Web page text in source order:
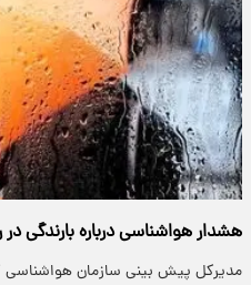
هشدار هواشناسی درباره بارندگی در
مدیرکل پیش بینی سازمان هواشناسی